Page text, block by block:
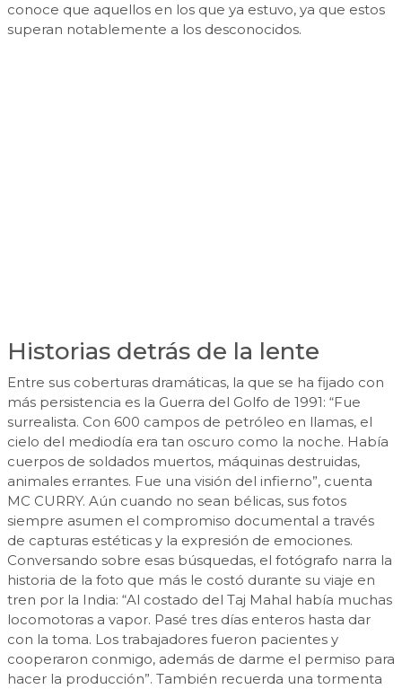
conoce que aquellos en los que ya estuvo, ya que estos
superan notablemente a los desconocidos.
Historias detrás de la lente
Entre sus coberturas dramáticas, la que se ha fijado con
más persistencia es la Guerra del Golfo de 1991: “Fue
surrealista. Con 600 campos de petróleo en llamas, el
cielo del mediodía era tan oscuro como la noche. Había
cuerpos de soldados muertos, máquinas destruidas,
animales errantes. Fue una visión del infierno”, cuenta
MC CURRY. Aún cuando no sean bélicas, sus fotos
siempre asumen el compromiso documental a través
de capturas estéticas y la expresión de emociones.
Conversando sobre esas búsquedas, el fotógrafo narra la
historia de la foto que más le costó durante su viaje en
tren por la India: “Al costado del Taj Mahal había muchas
locomotoras a vapor. Pasé tres días enteros hasta dar
con la toma. Los trabajadores fueron pacientes y
cooperaron conmigo, además de darme el permiso para
hacer la producción”. También recuerda una tormenta